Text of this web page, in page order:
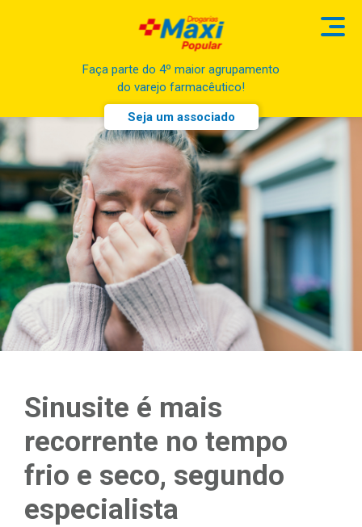
Faça parte do 4º maior agrupamento
do varejo farmacêutico!
Seja um associado
Sinusite é mais
recorrente no tempo
frio e seco, segundo
especialista